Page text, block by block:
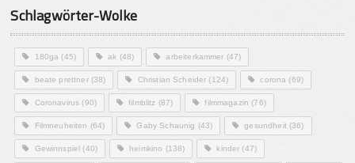
Schlagwörter-Wolke
180ga (45) ak (48) arbeiterkammer (47)
beate prettner(38) Christian Scheider (124) corona (69)
Coronavirus (90) filmblitz (87) filmmagazin (76)
Filmneuheiten (64) Gaby Schaunig (43) gesundheit(36)
Gewinnspiel (40) heimkino (138) kinder (47)